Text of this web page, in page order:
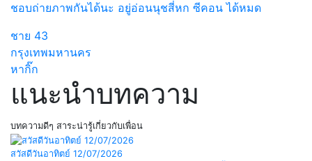
ชอบถ่ายภาพกันได้นะ อยู่อ่อนนุชสี่หก ซีคอน ได้หมด
ชาย 43
กรุงเทพมหานคร
หากิ๊ก
แนะนำบทความ
บทความดีๆ สาระน่ารู้เกี่ยวกับเพื่อน
สวัสดีวันอาทิตย์ 12/07/2026